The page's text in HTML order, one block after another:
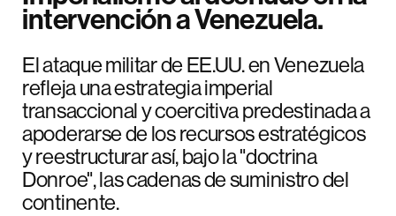
intervención a Venezuela.
El ataque militar de EE.UU. en Venezuela
refleja una estrategia imperial
transaccional y coercitiva predestinada a
apoderarse de los recursos estratégicos
y reestructurar así, bajo la "doctrina
Donroe", las cadenas de suministro del
continente.